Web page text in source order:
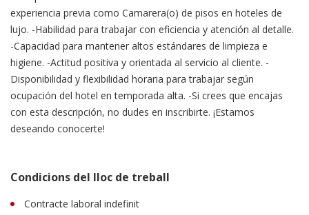
experiencia previa como Camarera(o) de pisos en hoteles de
lujo. -Habilidad para trabajar con eficiencia y atención al detalle.
-Capacidad para mantener altos estándares de limpieza e
higiene. -Actitud positiva y orientada al servicio al cliente. -
Disponibilidad y flexibilidad horaria para trabajar según
ocupación del hotel en temporada alta. -Si crees que encajas
con esta descripción, no dudes en inscribirte. ¡Estamos
deseando conocerte!
Condicions del lloc de treball
Contracte laboral indefinit